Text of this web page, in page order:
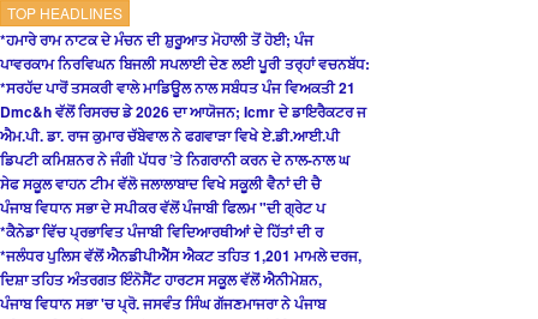
TOP HEADLINES
*ਹਮਾਰੇ ਰਾਮ ਨਾਟਕ ਦੇ ਮੰਚਨ ਦੀ ਸ਼ੁਰੂਆਤ ਮੋਹਾਲੀ ਤੋਂ ਹੋਈ; ਪੰਜ
ਪਾਵਰਕਾਮ ਨਿਰਵਿਘਨ ਬਿਜਲੀ ਸਪਲਾਈ ਦੇਣ ਲਈ ਪੂਰੀ ਤਰ੍ਹਾਂ ਵਚਨਬੱਧ:
*ਸਰਹੱਦ ਪਾਰੋਂ ਤਸਕਰੀ ਵਾਲੇ ਮਾਡਿਊਲ ਨਾਲ ਸਬੰਧਤ ਪੰਜ ਵਿਅਕਤੀ 21
Dmc&h ਵੱਲੋਂ ਰਿਸਰਚ ਡੇ 2026 ਦਾ ਆਯੋਜਨ; Icmr ਦੇ ਡਾਇਰੈਕਟਰ ਜ
ਐਮ.ਪੀ. ਡਾ. ਰਾਜ ਕੁਮਾਰ ਚੱਬੇਵਾਲ ਨੇ ਫਗਵਾੜਾ ਵਿਖੇ ਏ.ਡੀ.ਆਈ.ਪੀ
ਡਿਪਟੀ ਕਮਿਸ਼ਨਰ ਨੇ ਜੰਗੀ ਪੱਧਰ ’ਤੇ ਨਿਗਰਾਨੀ ਕਰਨ ਦੇ ਨਾਲ-ਨਾਲ ਘ
ਸੇਫ ਸਕੂਲ ਵਾਹਨ ਟੀਮ ਵੱਲੋ ਜਲਾਲਾਬਾਦ ਵਿਖੇ ਸਕੂਲੀ ਵੈਨਾਂ ਦੀ ਚੈ
ਪੰਜਾਬ ਵਿਧਾਨ ਸਭਾ ਦੇ ਸਪੀਕਰ ਵੱਲੋਂ ਪੰਜਾਬੀ ਫਿਲਮ "ਦੀ ਗ੍ਰੇਟ ਪ
*ਕੈਨੇਡਾ ਵਿੱਚ ਪ੍ਰਭਾਵਿਤ ਪੰਜਾਬੀ ਵਿਦਿਆਰਥੀਆਂ ਦੇ ਹਿੱਤਾਂ ਦੀ ਰ
*ਜਲੰਧਰ ਪੁਲਿਸ ਵੱਲੋਂ ਐਨਡੀਪੀਐੱਸ ਐਕਟ ਤਹਿਤ 1,201 ਮਾਮਲੇ ਦਰਜ,
ਦਿਸ਼ਾ ਤਹਿਤ ਅੰਤਰਗਤ ਇੰਨੋਸੈਂਟ ਹਾਰਟਸ ਸਕੂਲ ਵੱਲੋਂ ਐਨੀਮੇਸ਼ਨ,
ਪੰਜਾਬ ਵਿਧਾਨ ਸਭਾ 'ਚ ਪ੍ਰੋ. ਜਸਵੰਤ ਸਿੰਘ ਗੱਜਣਮਾਜਰਾ ਨੇ ਪੰਜਾਬ